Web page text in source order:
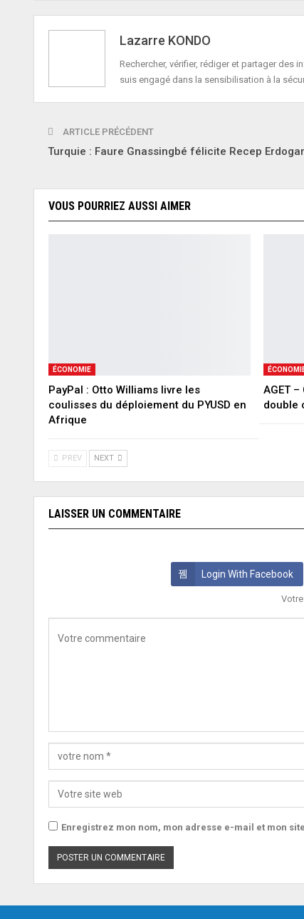
Lazarre KONDO
Rechercher, vérifier, rédiger et partager
suis engagé dans la sensibilisation à la
ARTICLE PRÉCÉDENT
Turquie : Faure Gnassingbé félicite Recep
VOUS POURRIEZ AUSSI AIMER
ÉCONOMIE
PayPal : Otto Williams livre les
coulisses du déploiement du PYUSD en
Afrique
AGET
double
PREV NEXT
LAISSER UN COMMENTAIRE
Login With Facebook
Enregistrez mon nom, mon adresse e-mail et mon